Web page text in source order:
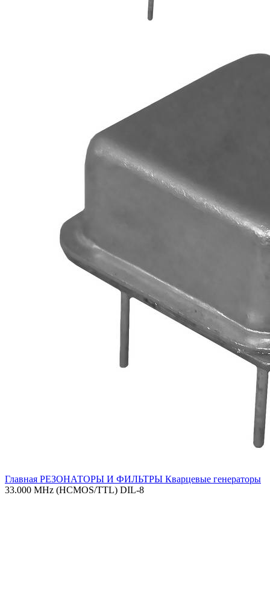
Главная РЕЗОНАТОРЫ И ФИЛЬТРЫ Кварцевые генераторы
33.000 MHz (HCMOS/TTL) DIL-8